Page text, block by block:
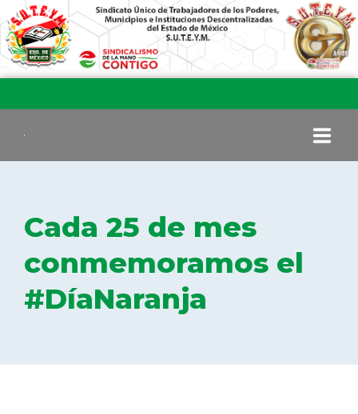
COMITÉ EJECUTIVO
COMISIÓN DE VIGILANCIA
Cada 25 de mes
conmemoramos el
#DíaNaranja